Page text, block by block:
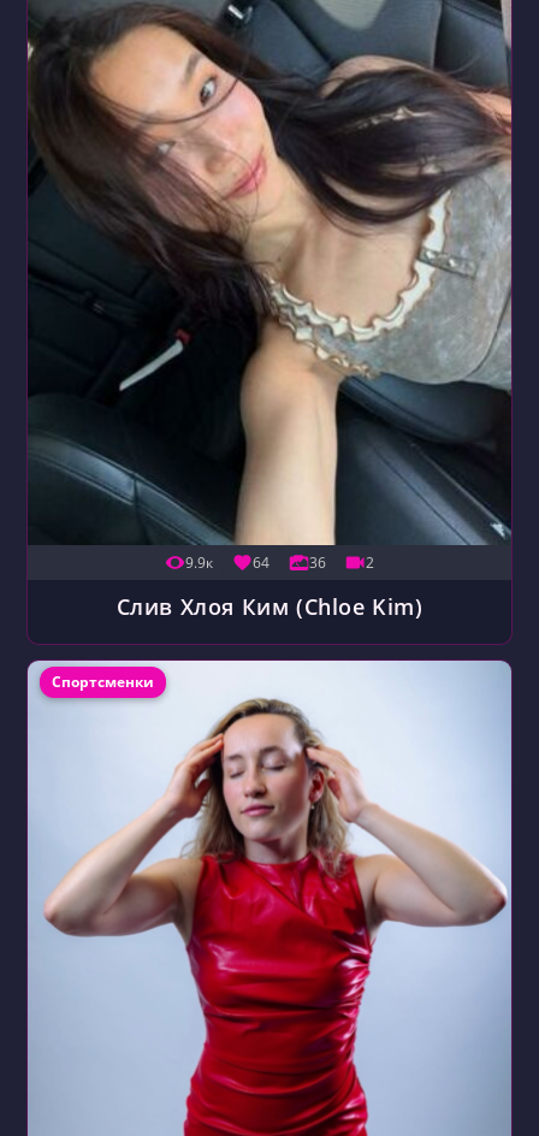
9.9к 64 36 2
Слив Хлоя Ким (Chloe Kim)
Рубрика записи:
Спортсменки